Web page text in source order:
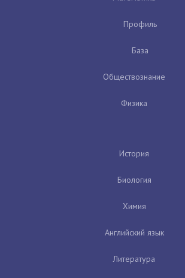
Профиль
База
Обществознание
Физика
История
Биология
Химия
Английский язык
Литература